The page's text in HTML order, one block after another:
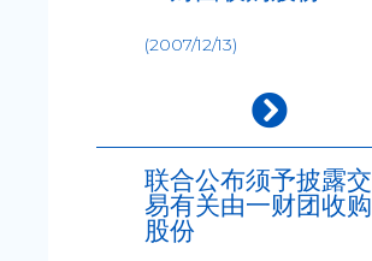
(2007/12/13)
联合公布须予披露交
易有关由一财团收购
股份